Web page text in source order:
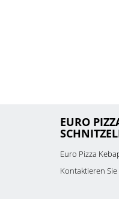
EURO
Euro Pizza
Kontaktieren